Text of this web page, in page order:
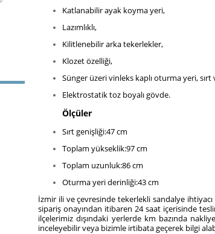
Katlanabilir ayak koyma yeri,
Lazımlıklı,
Kilitlenebilir arka tekerlekler,
Klozet özelliği,
Sünger üzeri vinleks kaplı oturma yeri, sırt
Elektrostatik toz boyalı gövde.
Ölçüler
Sırt genişliği:47 cm
Toplam yükseklik:97 cm
Toplam uzunluk:86 cm
Oturma yeri derinliği:43 cm
İzmir ili ve çevresinde tekerlekli sandalye
sipariş onayından itibaren 24 saat içerisinde
ilçelerimiz dışındaki yerlerde km bazında
inceleyebilir veya bizimle irtibatageçerek bilgi